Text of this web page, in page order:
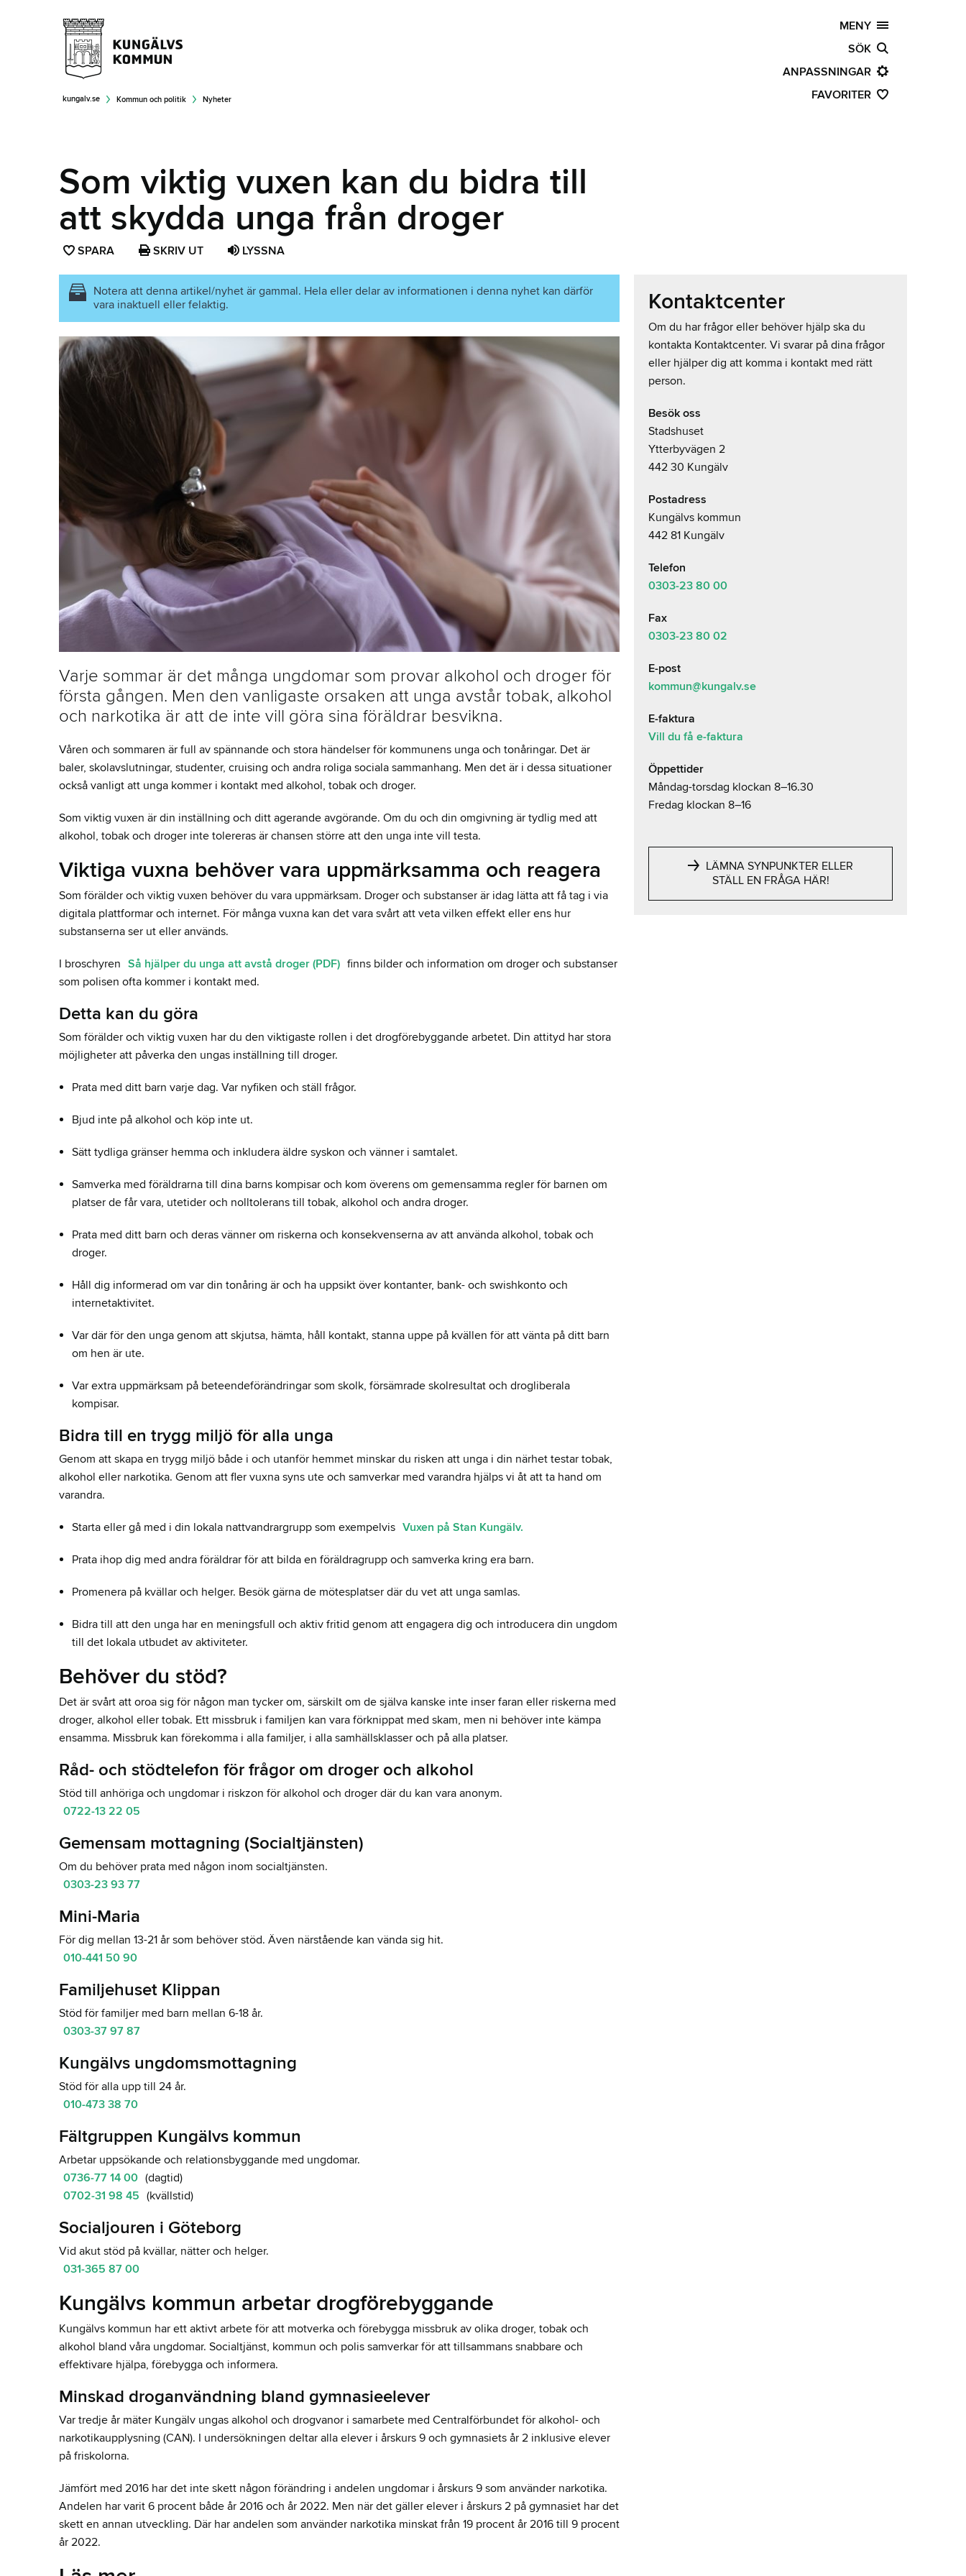
MENY
SÖK
ANPASSNINGAR
FAVORITER
kungalv.se Kommun och politik Nyheter
Som viktig vuxen kan du bidra till
att skydda unga från droger
SPARA SPARA
SOM
FAVORIT
SKRIV UT LYSSNA
Notera att denna artikel/nyhet är gammal. Hela eller delar av informationen i denna nyhet kan därför
vara inaktuell eller felaktig.
Varje sommar är det många ungdomar som provar alkohol och droger för
första gången. Men den vanligaste orsaken att unga avstår tobak, alkohol
och narkotika är att de inte vill göra sina föräldrar besvikna.
Våren och sommaren är full av spännande och stora händelser för kommunens unga och tonåringar. Det är
baler, skolavslutningar, studenter, cruising och andra roliga sociala sammanhang. Men det är i dessa situationer
också vanligt att unga kommer i kontakt med alkohol, tobak och droger.
Som viktig vuxen är din inställning och ditt agerande avgörande. Om du och din omgivning är tydlig med att
alkohol, tobak och droger inte tolereras är chansen större att den unga inte vill testa.
Viktiga vuxna behöver vara uppmärksamma och reagera
Som förälder och viktig vuxen behöver du vara uppmärksam. Droger och substanser är idag lätta att få tag i via
digitala plattformar och internet. För många vuxna kan det vara svårt att veta vilken effekt eller ens hur
substanserna ser ut eller används.
I broschyren Så hjälper du unga att avstå droger (PDF) finns bilder och information om droger och substanser
som polisen ofta kommer i kontakt med.
Detta kan du göra
Som förälder och viktig vuxen har du den viktigaste rollen i det drogförebyggande arbetet. Din attityd har stora
möjligheter att påverka den ungas inställning till droger.
Prata med ditt barn varje dag. Var nyfiken och ställ frågor.
Bjud inte på alkohol och köp inte ut.
Sätt tydliga gränser hemma och inkludera äldre syskon och vänner i samtalet.
Samverka med föräldrarna till dina barns kompisar och kom överens om gemensamma regler för barnen om
platser de får vara, utetider och nolltolerans till tobak, alkohol och andra droger.
Prata med ditt barn och deras vänner om riskerna och konsekvenserna av att använda alkohol, tobak och
droger.
Håll dig informerad om var din tonåring är och ha uppsikt över kontanter, bank- och swishkonto och
internetaktivitet.
Var där för den unga genom att skjutsa, hämta, håll kontakt, stanna uppe på kvällen för att vänta på ditt barn
om hen är ute.
Var extra uppmärksam på beteendeförändringar som skolk, försämrade skolresultat och drogliberala
kompisar.
Bidra till en trygg miljö för alla unga
Genom att skapa en trygg miljö både i och utanför hemmet minskar du risken att unga i din närhet testar tobak,
alkohol eller narkotika. Genom att fler vuxna syns ute och samverkar med varandra hjälps vi åt att ta hand om
varandra.
Starta eller gå med i din lokala nattvandrargrupp som exempelvis Vuxen på Stan Kungälv.
Prata ihop dig med andra föräldrar för att bilda en föräldragrupp och samverka kring era barn.
Promenera på kvällar och helger. Besök gärna de mötesplatser där du vet att unga samlas.
Bidra till att den unga har en meningsfull och aktiv fritid genom att engagera dig och introducera din ungdom
till det lokala utbudet av aktiviteter.
Behöver du stöd?
Det är svårt att oroa sig för någon man tycker om, särskilt om de själva kanske inte inser faran eller riskerna med
droger, alkohol eller tobak. Ett missbruk i familjen kan vara förknippat med skam, men ni behöver inte kämpa
ensamma. Missbruk kan förekomma i alla familjer, i alla samhällsklasser och på alla platser.
Råd- och stödtelefon för frågor om droger och alkohol
Stöd till anhöriga och ungdomar i riskzon för alkohol och droger där du kan vara anonym.
0722-13 22 05
Gemensam mottagning (Socialtjänsten)
Om du behöver prata med någon inom socialtjänsten.
0303-23 93 77
Mini-Maria
För dig mellan 13-21 år som behöver stöd. Även närstående kan vända sig hit.
010-441 50 90
Familjehuset Klippan
Stöd för familjer med barn mellan 6-18 år.
0303-37 97 87
Kungälvs ungdomsmottagning
Stöd för alla upp till 24 år.
010-473 38 70
Fältgruppen Kungälvs kommun
Arbetar uppsökande och relationsbyggande med ungdomar.
0736-77 14 00 (dagtid)
0702-31 98 45 (kvällstid)
Socialjouren i Göteborg
Vid akut stöd på kvällar, nätter och helger.
031-365 87 00
Kungälvs kommun arbetar drogförebyggande
Kungälvs kommun har ett aktivt arbete för att motverka och förebygga missbruk av olika droger, tobak och
alkohol bland våra ungdomar. Socialtjänst, kommun och polis samverkar för att tillsammans snabbare och
effektivare hjälpa, förebygga och informera.
Minskad droganvändning bland gymnasieelever
Var tredje år mäter Kungälv ungas alkohol och drogvanor i samarbete med Centralförbundet för alkohol- och
narkotikaupplysning (CAN). I undersökningen deltar alla elever i årskurs 9 och gymnasiets år 2 inklusive elever
på friskolorna.
Jämfört med 2016 har det inte skett någon förändring i andelen ungdomar i årskurs 9 som använder narkotika.
Andelen har varit 6 procent både år 2016 och år 2022. Men när det gäller elever i årskurs 2 på gymnasiet har det
skett en annan utveckling. Där har andelen som använder narkotika minskat från 19 procent år 2016 till 9 procent
år 2022.
Kontaktcenter
Om du har frågor eller behöver hjälp ska du
kontakta Kontaktcenter. Vi svarar på dina frågor
eller hjälper dig att komma i kontakt med rätt
person.
Besök oss
Stadshuset
Ytterbyvägen 2
442 30 Kungälv
Postadress
Kungälvs kommun
442 81 Kungälv
Telefon
0303-23 80 00
Fax
0303-23 80 02
E-post
kommun@kungalv.se
E-faktura
Vill du få e-faktura
Öppettider
Måndag-torsdag klockan 8–16.30
Fredag klockan 8–16
LÄMNA SYNPUNKTER ELLER
STÄLL EN FRÅGA HÄR!